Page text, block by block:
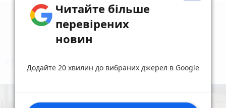
Найчастішекоментують
Читайте більше
перевірених
новин
Додайте 20 хвилин до вибраних джерел в Google